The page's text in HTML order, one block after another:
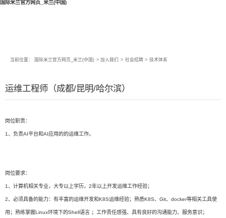
国际米兰官方网页_米兰(中国)
当前位置： 国际米兰官方网页_米兰(中国) > 加入我们 > 社会招聘 > 技术体系
运维工程师（成都/昆明/哈尔滨）
岗位职责：
1、负责AI平台和AI应用的的运维工作。
岗位要求：
1、计算机相关专业，大专以上学历，2年以上开发运维工作经验；
2、必须具备的能力：有丰富的运维开发和K8S运维经验；熟悉K8S、Git、docker等相关工具使
用；熟练掌握Linux环境下的Shell语言 ；工作责任感强、具有良好的沟通能力、服务意识；